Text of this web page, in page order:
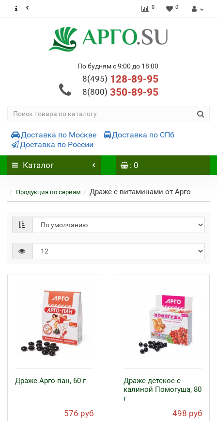
0 0
По будням с 9:00 до 18:00
8(495) 128-89-95
8(800) 350-89-95
Доставка по Москве
Доставка по СПб
Доставка по России
Каталог : 0
Продукция по сериям Драже с витаминами от Арго
Драже Арго-пан, 60 г
576 руб
Драже детское с
калиной Помогуша, 80
г
498 руб